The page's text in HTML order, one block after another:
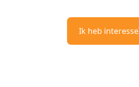
Ik heb interesse